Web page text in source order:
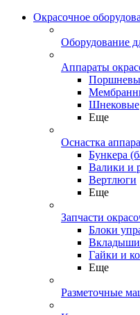
Окрасочное
Оборудование
Аппараты
Шнековые
Еще
Оснастка
Бункера
Валики и
Вертлюги
Еще
Запчасти
Блоки
Вкладыши
Гайки и
Еще
Разметочные